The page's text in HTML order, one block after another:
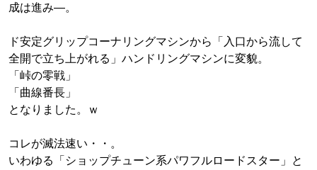
成は進み―。
ド安定グリップコーナリングマシンから「入口から流して
全開で立ち上がれる」ハンドリングマシンに変貌。
「峠の零戦」
「曲線番長」
となりました。ｗ
コレが滅法速い・・。
いわゆる「ショップチューン系パワフルロードスター」と